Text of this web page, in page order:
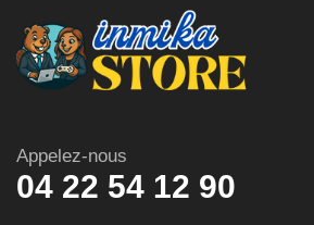
Appelez-nous
04 22 54 12 90